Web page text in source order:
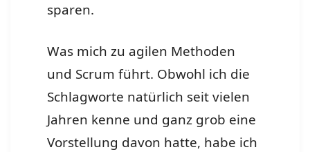
sparen.
Was mich zu agilen Methoden
und Scrum führt. Obwohl ich die
Schlagworte natürlich seit vielen
Jahren kenne und ganz grob eine
Vorstellung davon hatte, habe ich